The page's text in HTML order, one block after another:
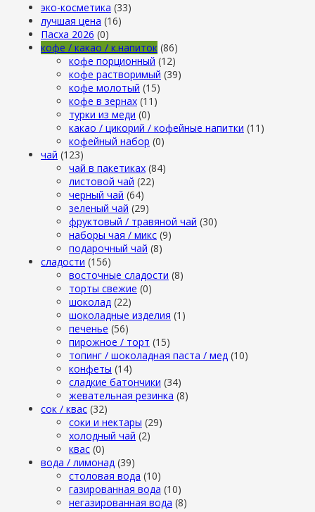
эко-косметика (33)
лучшая цена (16)
Пасха 2026 (0)
кофе / какао / к.напиток (86)
кофе порционный (12)
кофе растворимый (39)
кофе молотый (15)
кофе в зернах (11)
турки из меди (0)
какао / цикорий / кофейные напитки (11)
кофейный набор (0)
чай (123)
чай в пакетиках (84)
листовой чай (22)
черный чай (64)
зеленый чай (29)
фруктовый / травяной чай (30)
наборы чая / микс (9)
подарочный чай (8)
сладости (156)
восточные сладости (8)
торты свежие (0)
шоколад (22)
шоколадные изделия (1)
печенье (56)
пирожное / торт (15)
топинг / шоколадная паста / мед (10)
конфеты (14)
сладкие батончики (34)
жевательная резинка (8)
сок / квас (32)
соки и нектары (29)
холодный чай (2)
квас (0)
вода / лимонад (39)
столовая вода (10)
газированная вода (10)
негазированная вода (8)